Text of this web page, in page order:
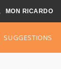
MON RICARDO
SUGGESTIONS